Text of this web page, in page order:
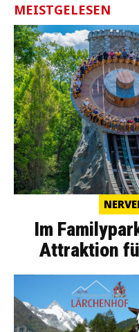
MEISTGELESEN
Im
Attraktion